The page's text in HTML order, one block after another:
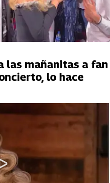
las mañanitas a fan
lo hace